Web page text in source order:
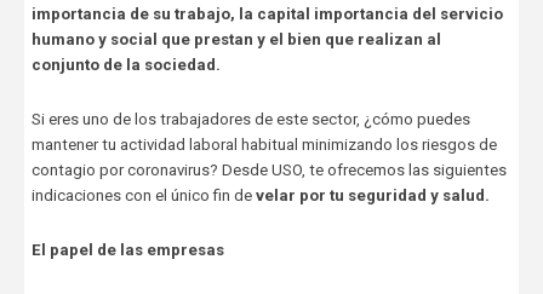
importancia de su trabajo, la capital importancia del servicio
humano y social que prestan y el bien que realizan al
conjunto de la sociedad.
Si eres uno de los trabajadores de este sector, ¿cómo puedes
mantener tu actividad laboral habitual minimizando los riesgos de
contagio por coronavirus? Desde USO, te ofrecemos las siguientes
indicaciones con el único fin de velar por tu seguridad y salud.
El papel de las empresas